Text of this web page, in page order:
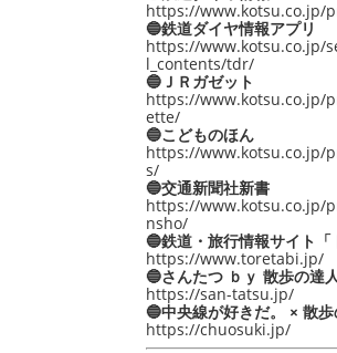
https://www.kotsu.co.jp/
🔵鉄道ダイヤ情報アプリ
https://www.kotsu.co.jp/
l_contents/tdr/
🔵ＪＲガゼット
https://www.kotsu.co.jp/
ette/
🔵こどものほん
https://www.kotsu.co.jp/
s/
🔵交通新聞社新書
https://www.kotsu.co.jp/
nsho/
🔵鉄道・旅行情報サイト「
https://www.toretabi.jp/
🔵さんたつ ｂｙ 散歩の達
https://san-tatsu.jp/
🔵中央線が好きだ。 × 散歩
https://chuosuki.jp/